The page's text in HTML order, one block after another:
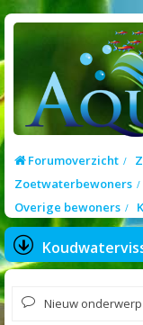
Forumoverzicht
Zoetwaterbewoners
Overige bewoners
Nieuw onderwerp